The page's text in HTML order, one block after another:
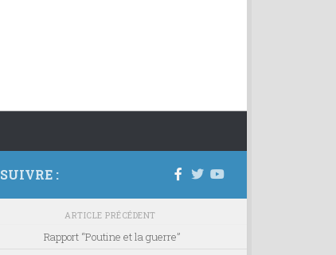
SUIVRE :
ARTICLE PRÉCÉDENT
Rapport “Poutine et la guerre”